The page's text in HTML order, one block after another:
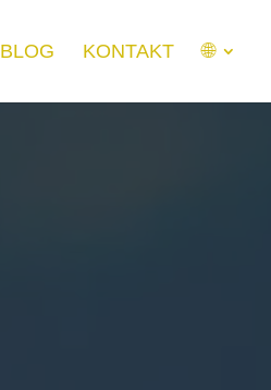
BLOG KONTAKT 🌐